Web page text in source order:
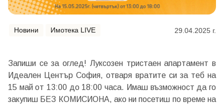
Новини Имотека LIVE 29.04.2025 г.
Запиши се за оглед! Луксозен тристаен апартамент в
Идеален Център София, отваря вратите си за теб на
15 май от 13:00 до 18:00 часа. Имаш възможност да го
закупиш БЕЗ КОМИСИОНА, ако ни посетиш по време на